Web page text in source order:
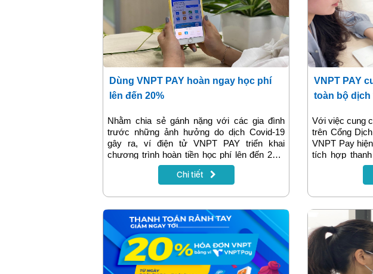
Dùng VNPT PAY hoàn ngay học phí
lên đến 20%
Nhằm chia sẻ gánh nặng với các gia đình
trước những ảnh hưởng do dịch Covid-19
gây ra, ví điện tử VNPT PAY triển khai
chương trình hoàn tiền học phí lên đến 20%
cho tất cả khách hàng đăng ký dùng ví lần
Chi tiết
VNPT PAY
toàn bộ dịch
Với việc cung
trên Cổng
VNPT Pay
tích hợp
người dân